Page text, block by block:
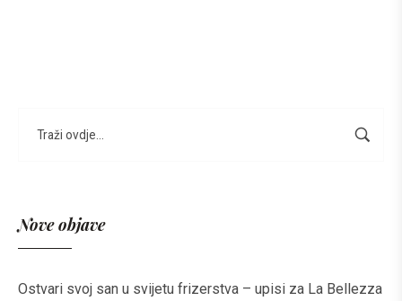
Nove objave
Ostvari svoj san u svijetu frizerstva – upisi za La Bellezza